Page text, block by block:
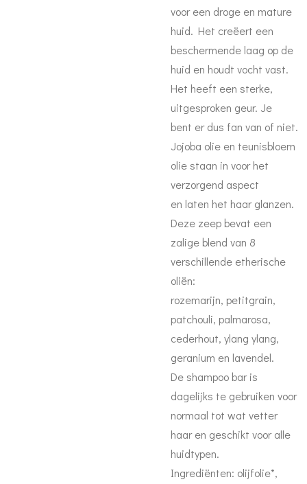
voor een droge en mature
huid. Het creëert een
beschermende laag op de
huid en houdt vocht vast.
Het heeft een sterke,
uitgesproken geur. Je
bent er dus fan van of niet.
Jojoba olie en teunisbloem
olie staan in voor het
verzorgend aspect
en laten het haar glanzen.
Deze zeep bevat een
zalige blend van 8
verschillende etherische
oliën:
rozemarijn, petitgrain,
patchouli, palmarosa,
cederhout, ylang ylang,
geranium en lavendel.
De shampoo bar is
dagelijks te gebruiken voor
normaal tot wat vetter
haar en geschikt voor alle
huidtypen.
Ingrediënten: olijfolie*,